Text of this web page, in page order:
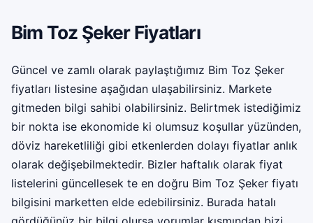
Bim Toz Şeker Fiyatları
Güncel ve zamlı olarak paylaştığımız Bim Toz Şeker
fiyatları listesine aşağıdan ulaşabilirsiniz. Markete
gitmeden bilgi sahibi olabilirsiniz. Belirtmek istediğimiz
bir nokta ise ekonomide ki olumsuz koşullar yüzünden,
döviz hareketliliği gibi etkenlerden dolayı fiyatlar anlık
olarak değişebilmektedir. Bizler haftalık olarak fiyat
listelerini güncellesek te en doğru Bim Toz Şeker fiyatı
bilgisini marketten elde edebilirsiniz. Burada hatalı